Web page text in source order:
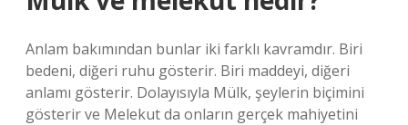
Anlam bakımından bunlar iki farklı kavramdır. Biri
bedeni, diğeri ruhu gösterir. Biri maddeyi, diğeri
anlamı gösterir. Dolayısıyla Mülk, şeylerin biçimini
gösterir ve Melekut da onların gerçek mahiyetini